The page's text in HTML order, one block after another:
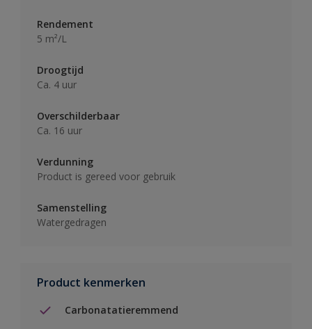
Rendement
5 m²/L
Droogtijd
Ca. 4 uur
Overschilderbaar
Ca. 16 uur
Verdunning
Product is gereed voor gebruik
Samenstelling
Watergedragen
Product kenmerken
Carbonatatieremmend